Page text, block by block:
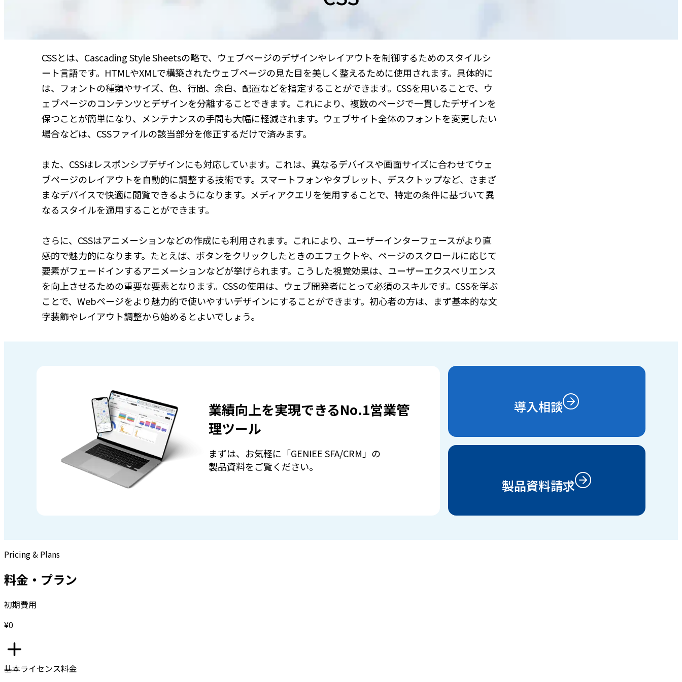
CSSとは、Cascading Style Sheetsの略で、ウェブページのデザインやレイアウトを制御するためのスタイルシ
ート言語です。HTMLやXMLで構築されたウェブページの見た目を美しく整えるために使用されます。具体的に
は、フォントの種類やサイズ、色、行間、余白、配置などを指定することができます。CSSを用いることで、ウ
ェブページのコンテンツとデザインを分離することできます。これにより、複数のページで一貫したデザインを
保つことが簡単になり、メンテナンスの手間も大幅に軽減されます。ウェブサイト全体のフォントを変更したい
場合などは、CSSファイルの該当部分を修正するだけで済みます。
また、CSSはレスポンシブデザインにも対応しています。これは、異なるデバイスや画面サイズに合わせてウェ
ブページのレイアウトを自動的に調整する技術です。スマートフォンやタブレット、デスクトップなど、さまざ
まなデバイスで快適に閲覧できるようになります。メディアクエリを使用することで、特定の条件に基づいて異
なるスタイルを適用することができます。
さらに、CSSはアニメーションなどの作成にも利用されます。これにより、ユーザーインターフェースがより直
感的で魅力的になります。たとえば、ボタンをクリックしたときのエフェクトや、ページのスクロールに応じて
要素がフェードインするアニメーションなどが挙げられます。こうした視覚効果は、ユーザーエクスペリエンス
を向上させるための重要な要素となります。CSSの使用は、ウェブ開発者にとって必須のスキルです。CSSを学ぶ
ことで、Webページをより魅力的で使いやすいデザインにすることができます。初心者の方は、まず基本的な文
字装飾やレイアウト調整から始めるとよいでしょう。
業績向上を実現できるNo.1営業管
理ツール
まずは、お気軽に「GENIEE SFA/CRM」の
製品資料をご覧ください。
導入相談
製品資料請求
Pricing & Plans
料金・プラン
初期費用
¥0
基本ライセンス料金